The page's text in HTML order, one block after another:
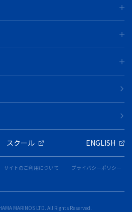
スクール ENGLISH
サイトのご利用について
プライバシーポリシー
MARINOS LTD. All Rights Reserved.